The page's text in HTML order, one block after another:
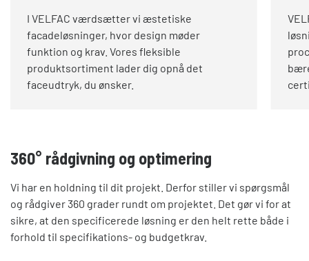
I VELFAC værdsætter vi æstetiske
facadeløsninger, hvor design møder
funktion og krav. Vores fleksible
produktsortiment lader dig opnå det
faceudtryk, du ønsker.
360° rådgivning og optimering
Vi har en holdning til dit projekt. Derfor stiller vi spørgsmål
og rådgiver 360 grader rundt om projektet. Det gør vi for at
sikre, at den specificerede løsning er den helt rette både i
forhold til specifikations- og budgetkrav.